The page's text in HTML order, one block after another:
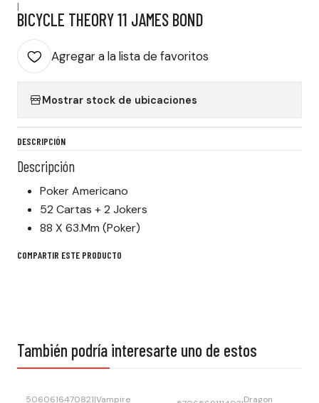
|
BICYCLE THEORY 11 JAMES BOND
Agregar a la lista de favoritos
Mostrar stock de ubicaciones
DESCRIPCIÓN
Descripción
Poker Americano
52 Cartas + 2 Jokers
88 X 63.Mm (Poker)
COMPARTIR ESTE PRODUCTO
También podría interesarte uno de estos
5060616470821|Vampire Dragon